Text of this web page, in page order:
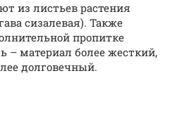
из листьев растения
сизалевая). Также
пропитке
– материал более жесткий,
долговечный.